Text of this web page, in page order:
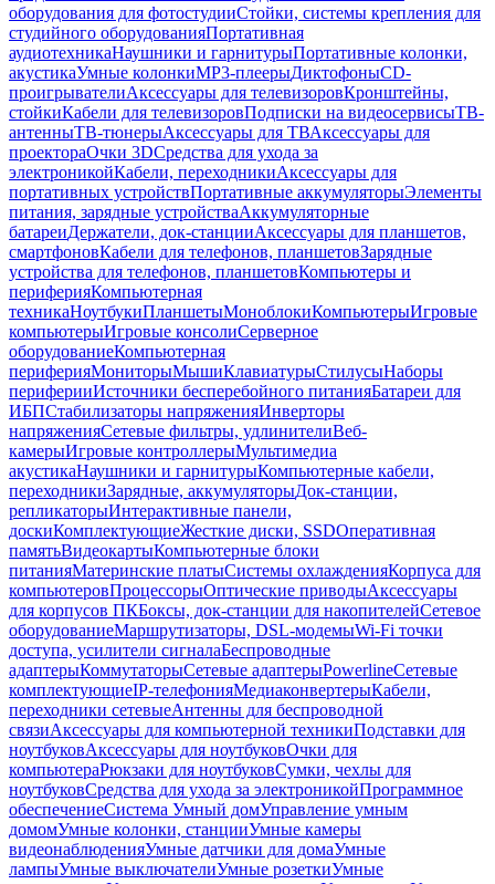
оборудования для фотостудииСтойки, системы крепления для
студийного оборудованияПортативная
аудиотехникаНаушники и гарнитурыПортативные колонки,
акустикаУмные колонкиMP3-плеерыДиктофоныCD-
проигрывателиАксессуары для телевизоровКронштейны,
стойкиКабели для телевизоровПодписки на видеосервисыТВ-
антенныТВ-тюнерыАксессуары для ТВАксессуары для
проектораОчки 3DСредства для ухода за
электроникойКабели, переходникиАксессуары для
портативных устройствПортативные аккумуляторыЭлементы
питания, зарядные устройстваАккумуляторные
батареиДержатели, док-станцииАксессуары для планшетов,
смартфоновКабели для телефонов, планшетовЗарядные
устройства для телефонов, планшетовКомпьютеры и
периферияКомпьютерная
техникаНоутбукиПланшетыМоноблокиКомпьютерыИгровые
компьютерыИгровые консолиСерверное
оборудованиеКомпьютерная
периферияМониторыМышиКлавиатурыСтилусыНаборы
периферииИсточники бесперебойного питанияБатареи для
ИБПСтабилизаторы напряженияИнверторы
напряженияСетевые фильтры, удлинителиВеб-
камерыИгровые контроллерыМультимедиа
акустикаНаушники и гарнитурыКомпьютерные кабели,
переходникиЗарядные, аккумуляторыДок-станции,
репликаторыИнтерактивные панели,
доскиКомплектующиеЖесткие диски, SSDОперативная
памятьВидеокартыКомпьютерные блоки
питанияМатеринские платыСистемы охлажденияКорпуса для
компьютеровПроцессорыОптические приводыАксессуары
для корпусов ПКБоксы, док-станции для накопителейСетевое
оборудованиеМаршрутизаторы, DSL-модемыWi-Fi точки
доступа, усилители сигналаБеспроводные
адаптерыКоммутаторыСетевые адаптерыPowerlineСетевые
комплектующиеIP-телефонияМедиаконвертерыКабели,
переходники сетевыеАнтенны для беспроводной
связиАксессуары для компьютерной техникиПодставки для
ноутбуковАксессуары для ноутбуковОчки для
компьютераРюкзаки для ноутбуковСумки, чехлы для
ноутбуковСредства для ухода за электроникойПрограммное
обеспечениеСистема Умный домУправление умным
домомУмные колонки, станцииУмные камеры
видеонаблюденияУмные датчики для домаУмные
лампыУмные выключателиУмные розеткиУмные